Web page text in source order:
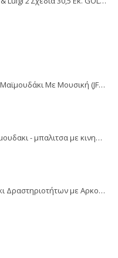
Fisher Price Κρεμαστό Μαϊμουδάκι Με Μουσική (JFF02)
Mattel fisher-price μαίμουδακι - μπαλιτσα με κινηση JLB95
Fisher-Price Μαξιλαράκι Δραστηριοτήτων με Αρκουδάκι (JHB44)